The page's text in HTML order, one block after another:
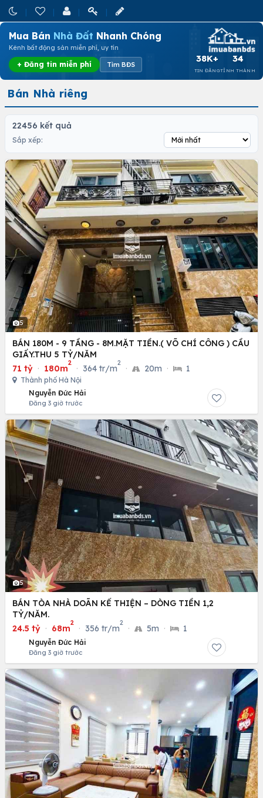
Mua Bán Nhà Đất Nhanh Chóng
Kênh bất động sản miễn phí, uy tín
+ Đăng tin miễn phí Tìm BĐS
38K+
TIN ĐĂNG
34
TỈNH THÀNH
Bán Nhà riêng
22456 kết quả
Sắp xếp:
5
BÁN 180M - 9 TẦNG - 8M.MẶT TIỀN.( VÕ CHÍ CÔNG ) CẦU
GIẤY.THU 5 TỶ/NĂM
71 tỷ · 180m
2
· 364 tr/m
2
· 20m · 1
Thành phố Hà Nội
Nguyễn Đức Hải
Đăng 3 giờ trước
5
BÁN TÒA NHÀ DOÃN KẾ THIỆN – DÒNG TIỀN 1,2
TỶ/NĂM.
24.5 tỷ · 68m
2
· 356 tr/m
2
· 5m · 1
Nguyễn Đức Hải
Đăng 3 giờ trước